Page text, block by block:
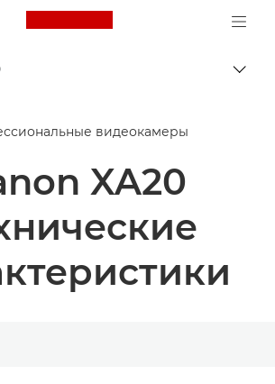
Canon Logo, back to
видеокамеры
XA20
breadcrumbs